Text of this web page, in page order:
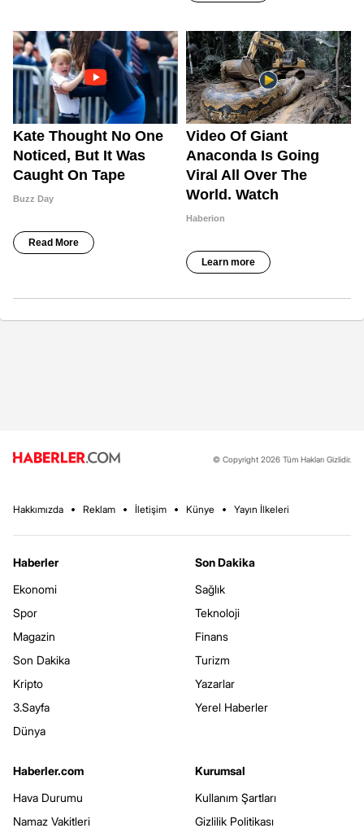
© Copyright 2026 Tüm Hakları Gizlidir.
Hakkımızda Reklam İletişim Künye Yayın İlkeleri
Haberler
Ekonomi
Spor
Magazin
Son Dakika
Kripto
3.Sayfa
Dünya
Son Dakika
Sağlık
Teknoloji
Finans
Turizm
Yazarlar
Yerel Haberler
Haberler.com
Hava Durumu
Namaz Vakitleri
Kurumsal
Kullanım Şartları
Gizlilik Politikası